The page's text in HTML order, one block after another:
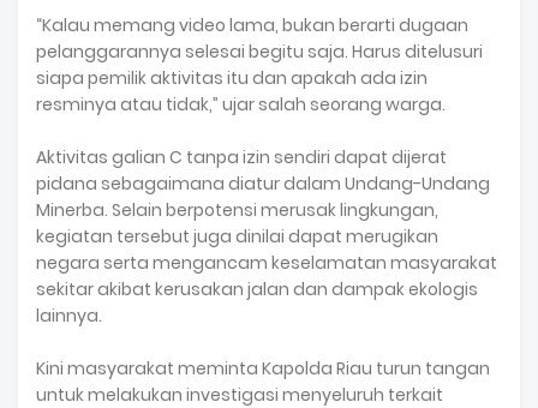
“Kalau memang video lama, bukan berarti dugaan
pelanggarannya selesai begitu saja. Harus ditelusuri
siapa pemilik aktivitas itu dan apakah ada izin
resminya atau tidak,” ujar salah seorang warga.
Aktivitas galian C tanpa izin sendiri dapat dijerat
pidana sebagaimana diatur dalam Undang-Undang
Minerba. Selain berpotensi merusak lingkungan,
kegiatan tersebut juga dinilai dapat merugikan
negara serta mengancam keselamatan masyarakat
sekitar akibat kerusakan jalan dan dampak ekologis
lainnya.
Kini masyarakat meminta Kapolda Riau turun tangan
untuk melakukan investigasi menyeluruh terkait